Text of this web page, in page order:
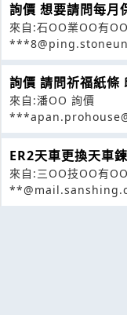
詢價 想要請問每月
來自:石OO業OO有
詢價 請問祈福紙條
來自:潘OO 詢價
ER2天車更換天車
來自:三OO技OO有